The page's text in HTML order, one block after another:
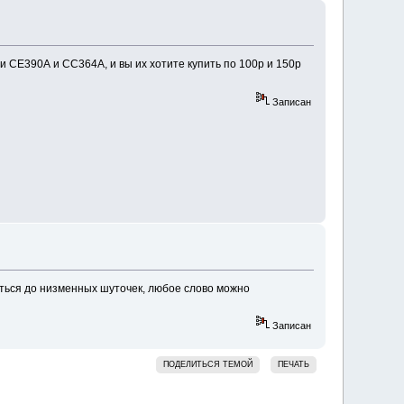
СЕ390А и СС364А, и вы их хотите купить по 100р и 150р
Записан
до низменных шуточек, любое слово можно
Записан
ПОДЕЛИТЬСЯ ТЕМОЙ ПЕЧАТЬ